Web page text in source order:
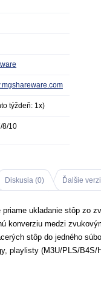
týždeň: 1x)
8/10
Diskusia (0) Ďalšie
priame ukladanie stôp zo
konverziu medzi
stôp do jedného
playlisty (M3U/PLS/B4S/